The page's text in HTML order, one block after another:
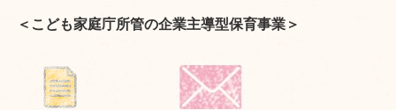
＜こども家庭庁所管の企業主導型保育事業＞